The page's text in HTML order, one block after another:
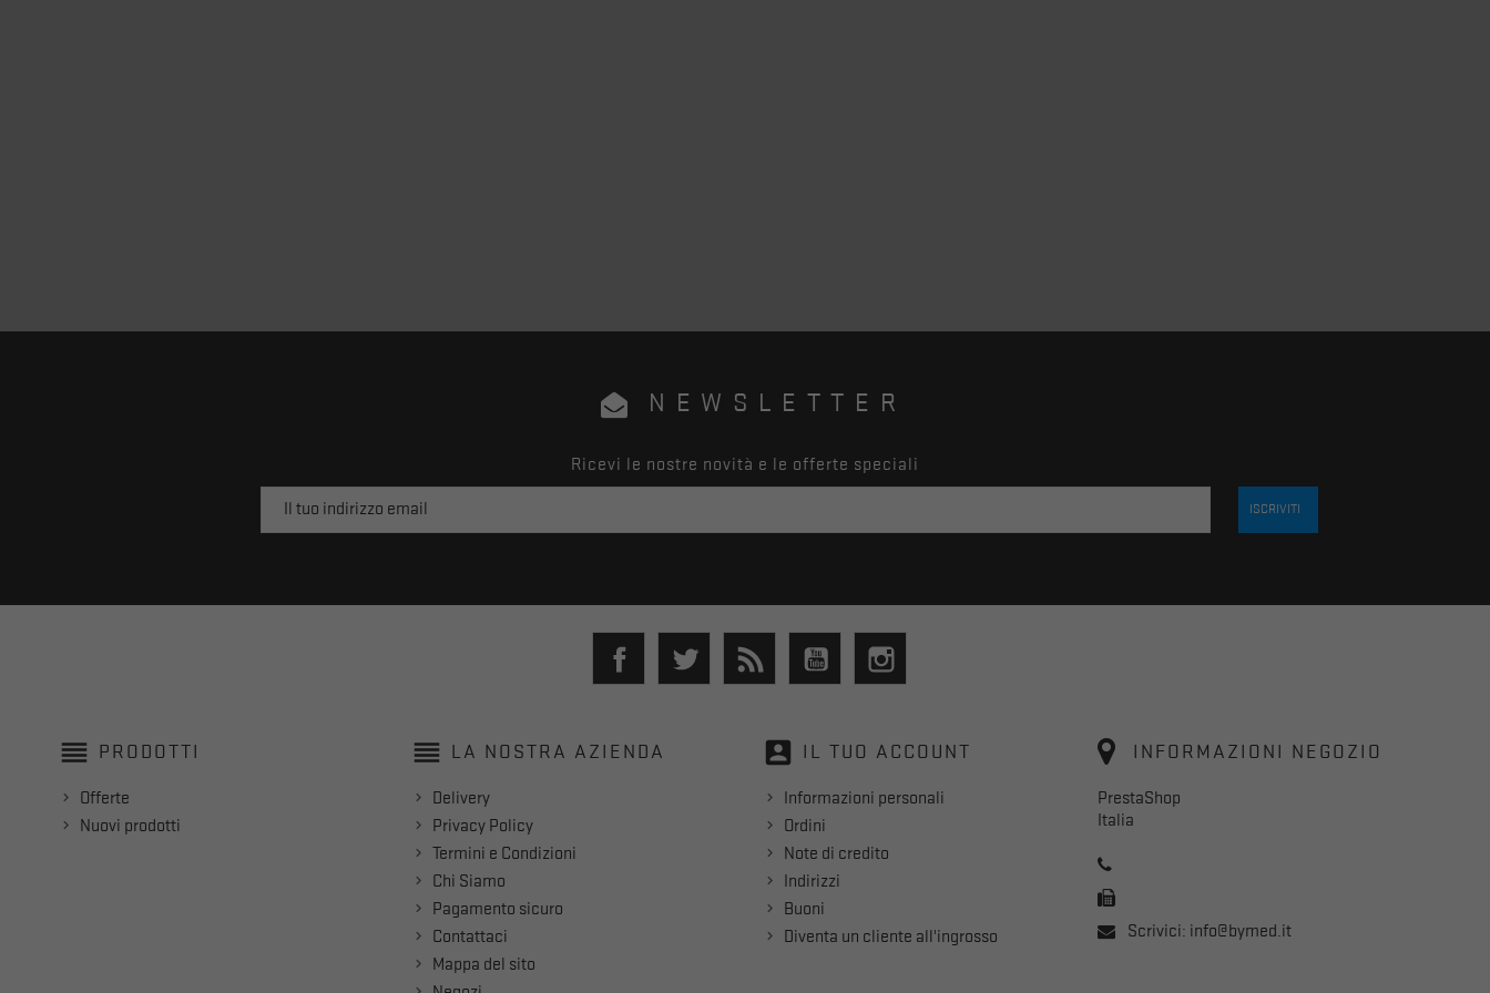
NEWSLETTER
Ricevi le nostre novità e le offerte speciali
Facebook Twitter YouTube
reorder PRODOTTI
Offerte
Nuovi prodotti
reorder LA NOSTRA AZIENDA
Delivery
Privacy Policy
Termini e Condizioni
Chi Siamo
Pagamento sicuro
Contattaci
Mappa del sito
account_box IL TUO ACCOUNT
Informazioni personali
Ordini
Note di credito
Indirizzi
Buoni
Diventa un cliente all'ingrosso
INFORMAZIONI NEGOZIO
PrestaShop
Italia
Scrivici: info@bymed.it